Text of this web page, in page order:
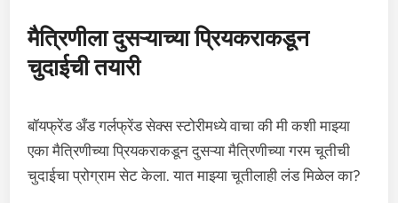
मैत्रिणीला दुसऱ्याच्या प्रियकराकडून
चुदाईची तयारी
बॉयफ्रेंड अँड गर्लफ्रेंड सेक्स स्टोरीमध्ये वाचा की मी कशी माझ्या
एका मैत्रिणीच्या प्रियकराकडून दुसऱ्या मैत्रिणीच्या गरम चूतीची
चुदाईचा प्रोग्राम सेट केला. यात माझ्या चूतीलाही लंड मिळेल का?